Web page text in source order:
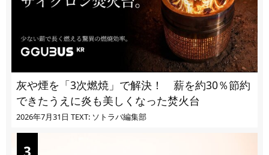
灰や煙を「3次燃焼」で解決！ 薪を約30％節約
できたうえに炎も美しくなった焚火台
2026年7月31日 TEXT: ソトラバ編集部